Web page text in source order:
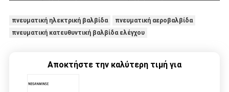
πνευματική ηλεκτρική βαλβίδα
πνευματική αεροβαλβίδα
πνευματική κατευθυντική βαλβίδα ελέγχου
Αποκτήστε την καλύτερη τιμή για